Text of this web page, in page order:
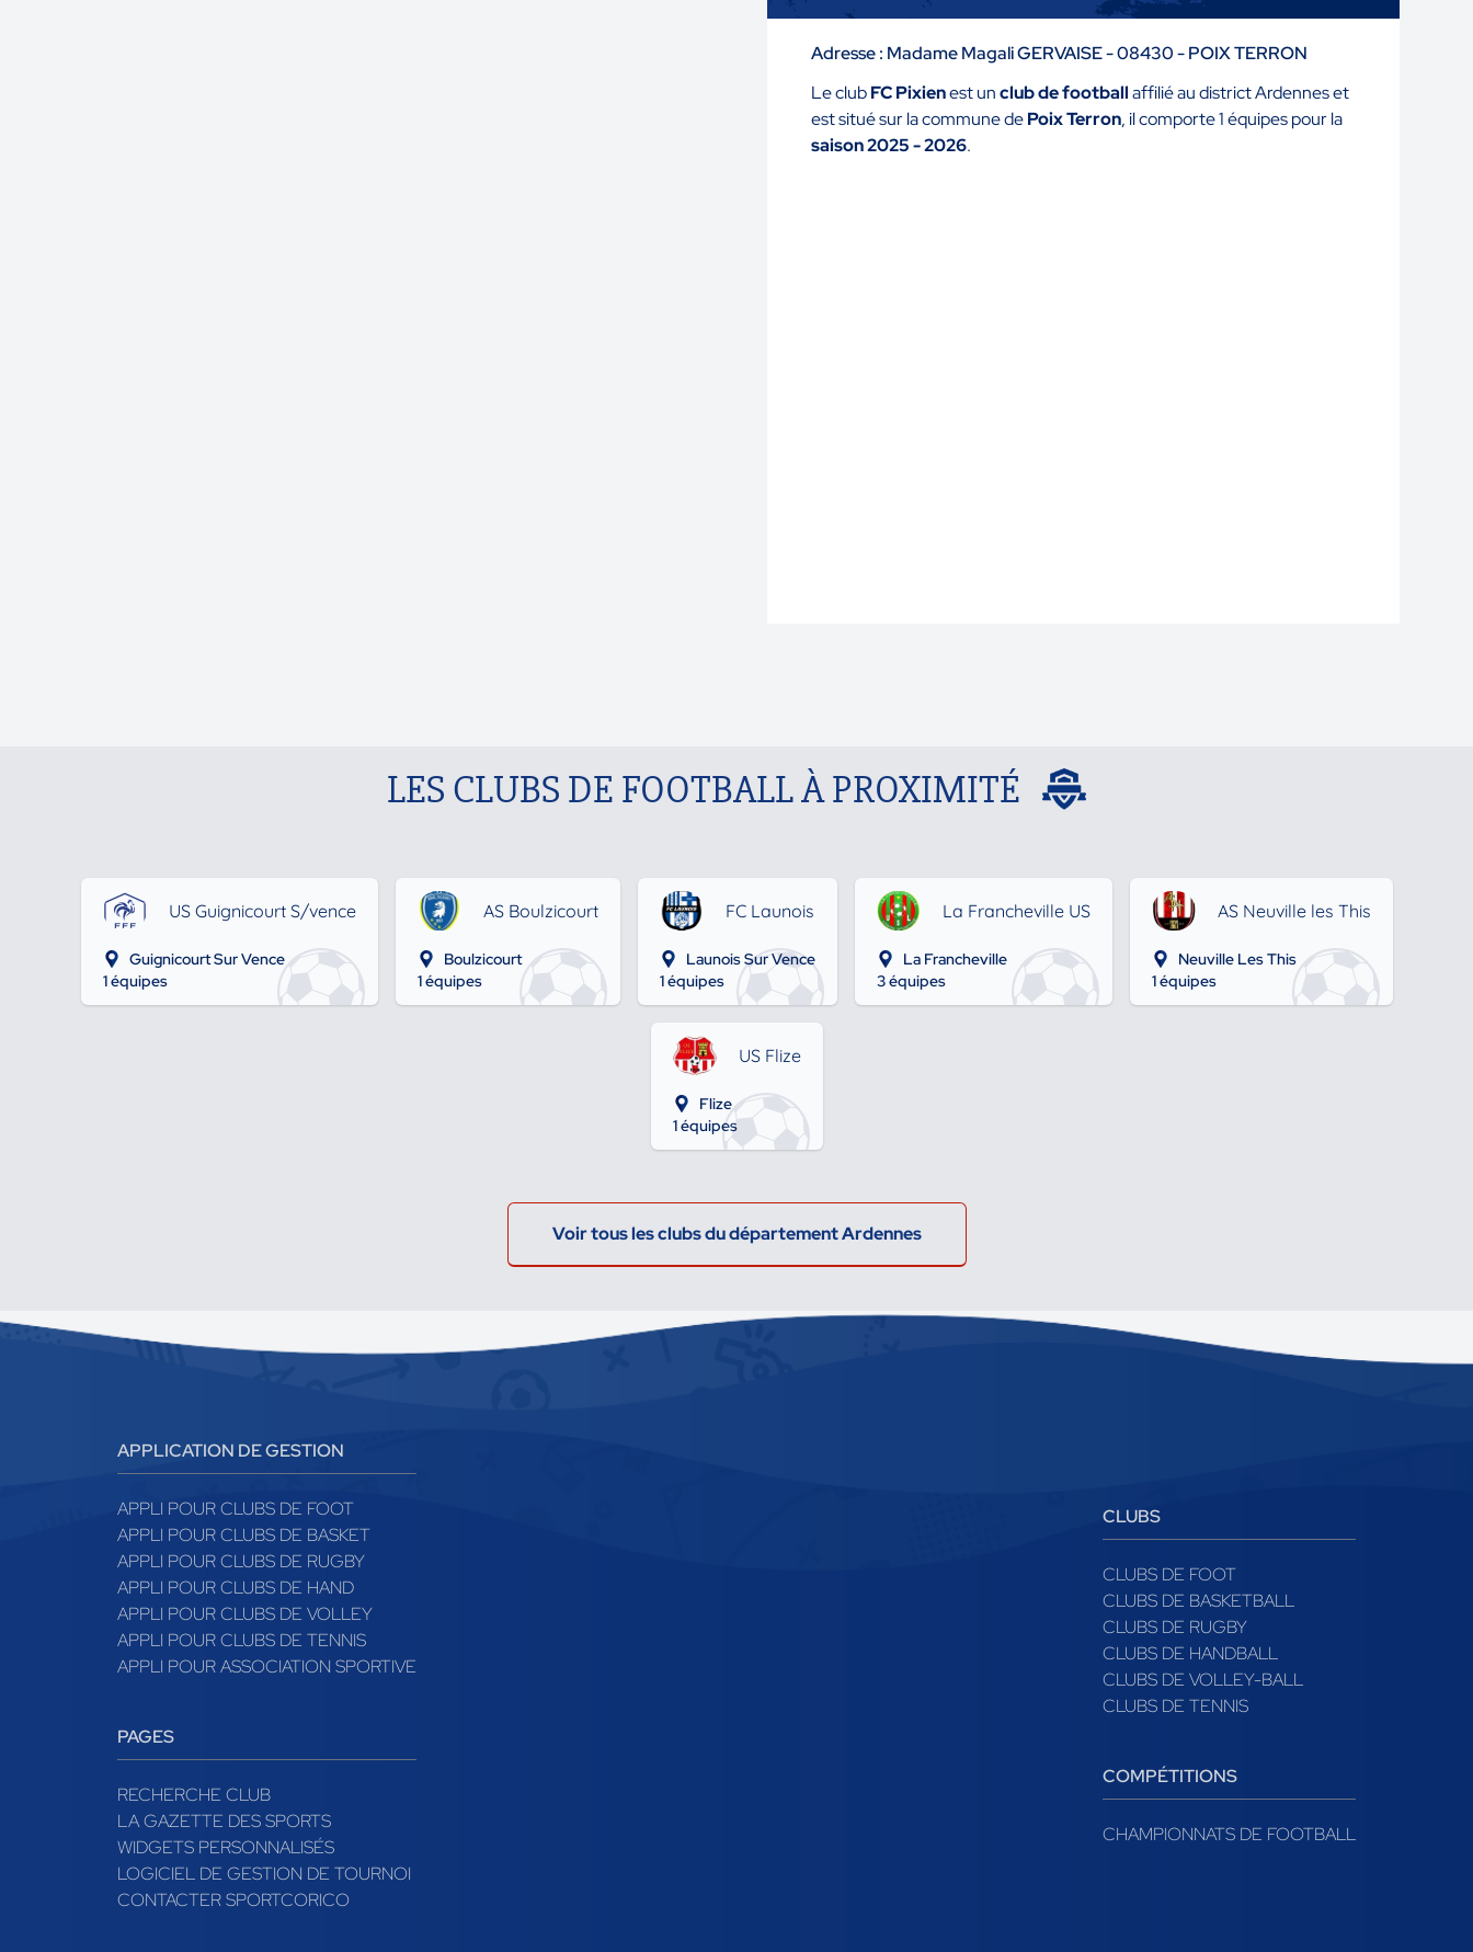
Adresse : Madame Magali GERVAISE - 08430 - POIX TERRON
Le clubFC Pixienest unclub de footballaffilié au district Ardennes et
est situé sur la commune dePoix Terron, il comporte 1 équipes pour la
saison 2025 - 2026.
LES CLUBS DE FOOTBALL À PROXIMITÉ
US Guignicourt S/vence
Guignicourt Sur Vence
1 équipes
AS Boulzicourt
Boulzicourt
1 équipes
FC Launois
Launois Sur Vence
1 équipes
La Francheville US
La Francheville
3 équipes
AS Neuville les This
Neuville Les This
1 équipes
US Flize
Flize
1 équipes
Voir tous les clubs du département Ardennes
APPLICATION DE GESTION
APPLI POUR CLUBS DE FOOT
APPLI POUR CLUBS DE BASKET
APPLI POUR CLUBS DE RUGBY
APPLI POUR CLUBS DE HAND
APPLI POUR CLUBS DE VOLLEY
APPLI POUR CLUBS DE TENNIS
APPLI POUR ASSOCIATION SPORTIVE
PAGES
RECHERCHE CLUB
LA GAZETTE DES SPORTS
WIDGETS PERSONNALISÉS
LOGICIEL DE GESTION DE TOURNOI
CONTACTER SPORTCORICO
CLUBS
CLUBS DE FOOT
CLUBS DE BASKETBALL
CLUBS DE RUGBY
CLUBS DE HANDBALL
CLUBS DE VOLLEY-BALL
CLUBS DE TENNIS
COMPÉTITIONS
CHAMPIONNATS DE FOOTBALL